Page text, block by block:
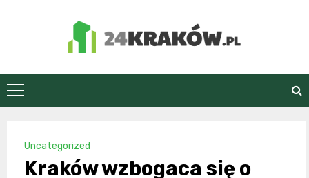
24Kraków.pl
Uncategorized
Kraków wzbogaca się o